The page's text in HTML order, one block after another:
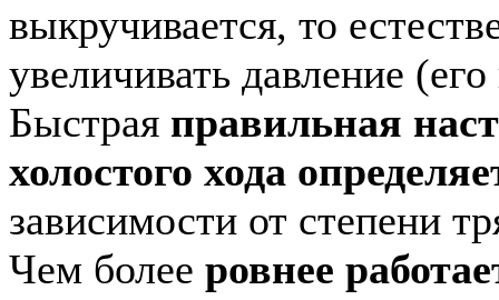
выкручивается, то
увеличивать давление
Быстрая правильная
холостого хода
зависимости от степени
Чем более ровнее